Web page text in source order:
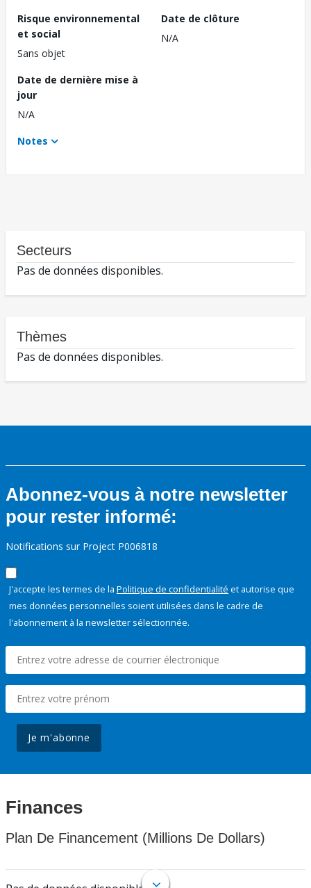
Risque environnemental
et social
Sans objet
Date de clôture
N/A
Date de dernière mise à
jour
N/A
Notes
Secteurs
Pas de données disponibles.
Thèmes
Pas de données disponibles.
Abonnez-vous à notre newsletter
pour rester informé:
Notifications sur Project P006818
J'accepte les termes de la Politique de confidentialité et autorise que
mes données personnelles soient utilisées dans le cadre de
l'abonnement à la newsletter sélectionnée.
Je m'abonne
Finances
Plan De Financement (Millions De Dollars)